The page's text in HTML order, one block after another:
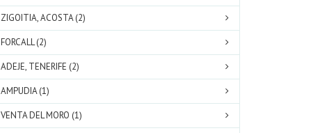
ZIGOITIA, ACOSTA (2)
FORCALL (2)
ADEJE, TENERIFE (2)
AMPUDIA (1)
VENTA DEL MORO (1)